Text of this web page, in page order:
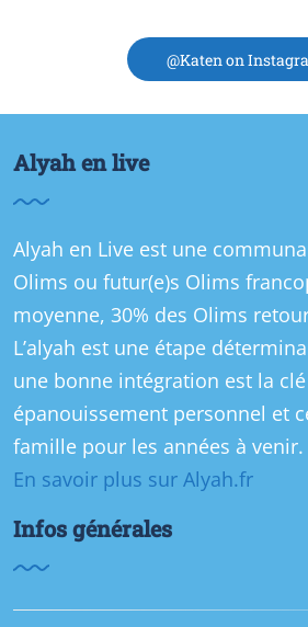
@Katen on
Alyah en live
Alyah en Live est une
Olims ou futur(e)s Olims
moyenne, 30% des Olims
L’alyah est une étape
une bonne intégration est la
épanouissement personnel et
famille pour les années à venir.
En savoir plus sur Alyah.fr
Infos générales